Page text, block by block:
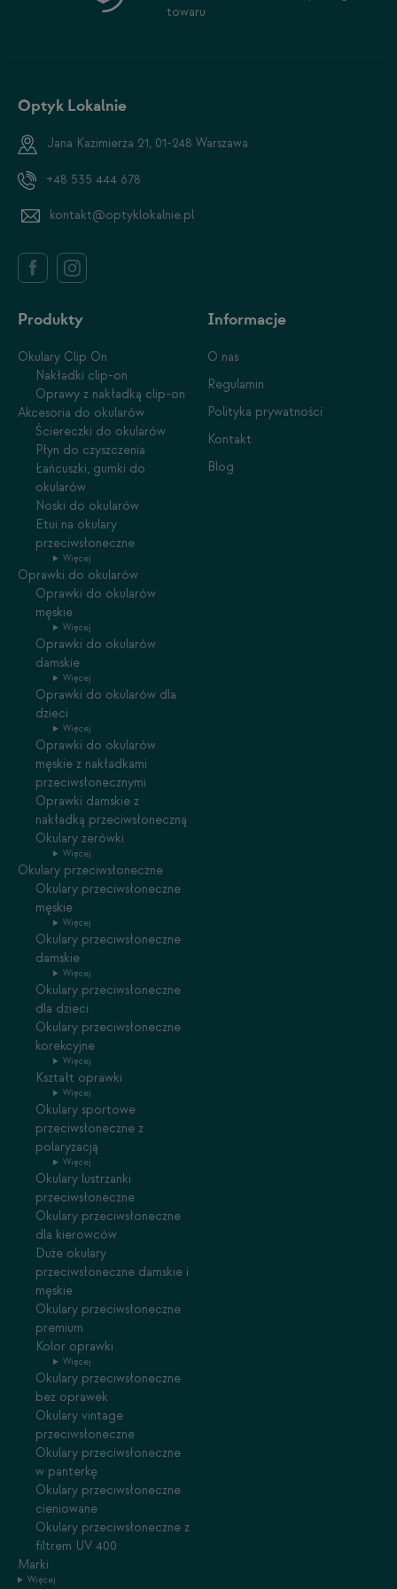
towaru
Optyk Lokalnie
Jana Kazimierza 21, 01-248 Warszawa
+48 535 444 678
kontakt@optyklokalnie.pl
Produkty
Okulary Clip On
Nakładki clip-on
Oprawy z nakładką clip-on
Akcesoria do okularów
Ściereczki do okularów
Płyn do czyszczenia
Łańcuszki, gumki do
okularów
Noski do okularów
Etui na okulary
przeciwsłoneczne
Więcej
Oprawki do okularów
Oprawki do okularów
męskie
Więcej
Oprawki do okularów
damskie
Więcej
Oprawki do okularów dla
dzieci
Więcej
Oprawki do okularów
męskie z nakładkami
przeciwsłonecznymi
Oprawki damskie z
nakładką przeciwsłoneczną
Okulary zerówki
Więcej
Okulary przeciwsłoneczne
Okulary przeciwsłoneczne
męskie
Więcej
Okulary przeciwsłoneczne
damskie
Więcej
Okulary przeciwsłoneczne
dla dzieci
Okulary przeciwsłoneczne
korekcyjne
Więcej
Kształt oprawki
Więcej
Okulary sportowe
przeciwsłoneczne z
polaryzacją
Więcej
Okulary lustrzanki
przeciwsłoneczne
Okulary przeciwsłoneczne
dla kierowców
Duże okulary
przeciwsłoneczne damskie i
męskie
Okulary przeciwsłoneczne
premium
Kolor oprawki
Więcej
Okulary przeciwsłoneczne
bez oprawek
Okulary vintage
przeciwsłoneczne
Okulary przeciwsłoneczne
w panterkę
Okulary przeciwsłoneczne
cieniowane
Okulary przeciwsłoneczne z
filtrem UV 400
Marki
Więcej
Informacje
O nas
Regulamin
Polityka prywatności
Kontakt
Blog